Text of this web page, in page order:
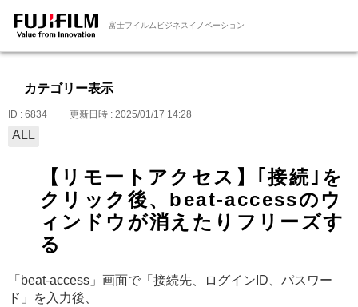
富士フイルムビジネスイノベーション
カテゴリー表示
ID : 6834 更新日時 : 2025/01/17 14:28
ALL
【リモートアクセス】｢接続｣を
クリック後、beat-accessのウ
ィンドウが消えたりフリーズす
る
「beat-access」画面で「接続先、ログインID、パスワー
ド」を入力後、